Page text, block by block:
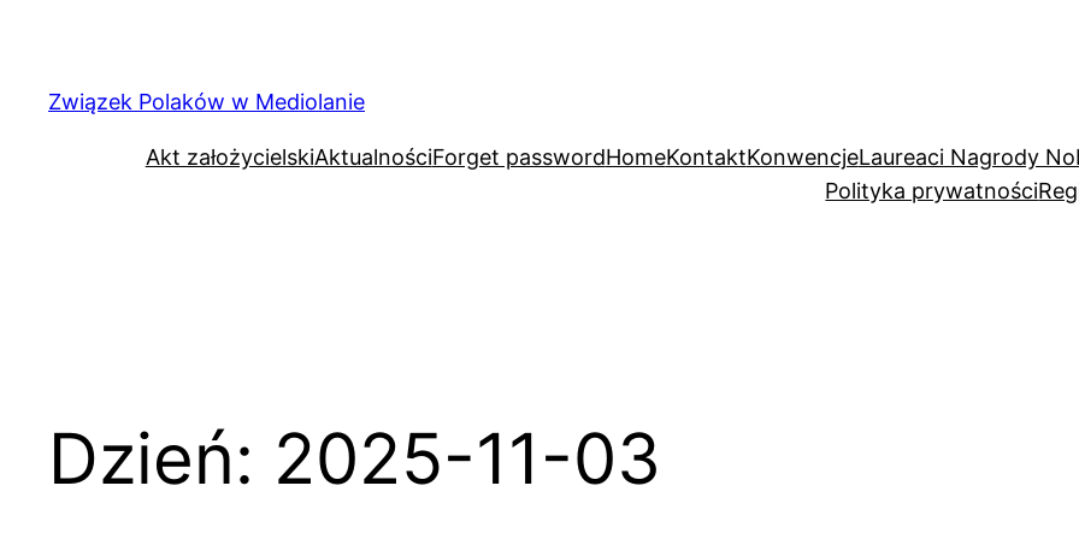
Związek Polaków w Mediolanie
Akt założycielskiAktualnościForget passwordHomeKontaktKonwencjeLaureaci Nagrody
Polityka prywatności
Dzień: 2025-11-03